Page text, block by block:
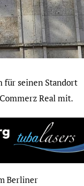
für seinen Standort
Real mit.
Berliner